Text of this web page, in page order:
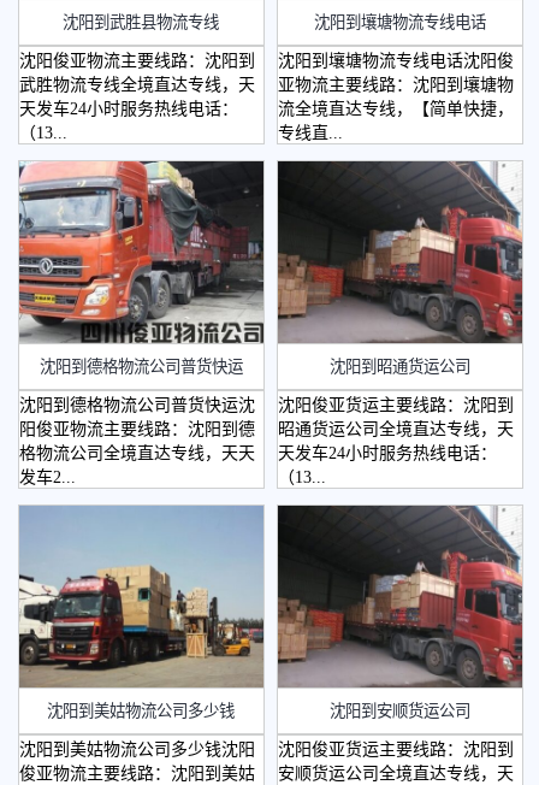
沈阳到武胜县物流专线
沈阳俊亚物流主要线路：沈阳到
武胜物流专线全境直达专线，天
天发车24小时服务热线电话：
（13...
沈阳到壤塘物流专线电话
沈阳到壤塘物流专线电话沈阳俊
亚物流主要线路：沈阳到壤塘物
流全境直达专线，【简单快捷，
专线直...
沈阳到德格物流公司普货快运
沈阳到德格物流公司普货快运沈
阳俊亚物流主要线路：沈阳到德
格物流公司全境直达专线，天天
发车2...
沈阳到昭通货运公司
沈阳俊亚货运主要线路：沈阳到
昭通货运公司全境直达专线，天
天发车24小时服务热线电话：
（13...
沈阳到美姑物流公司多少钱
沈阳到美姑物流公司多少钱沈阳
俊亚物流主要线路：沈阳到美姑
沈阳到安顺货运公司
沈阳俊亚货运主要线路：沈阳到
安顺货运公司全境直达专线，天